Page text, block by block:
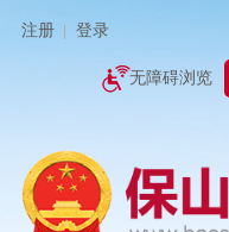
注册 登录
无障碍浏览